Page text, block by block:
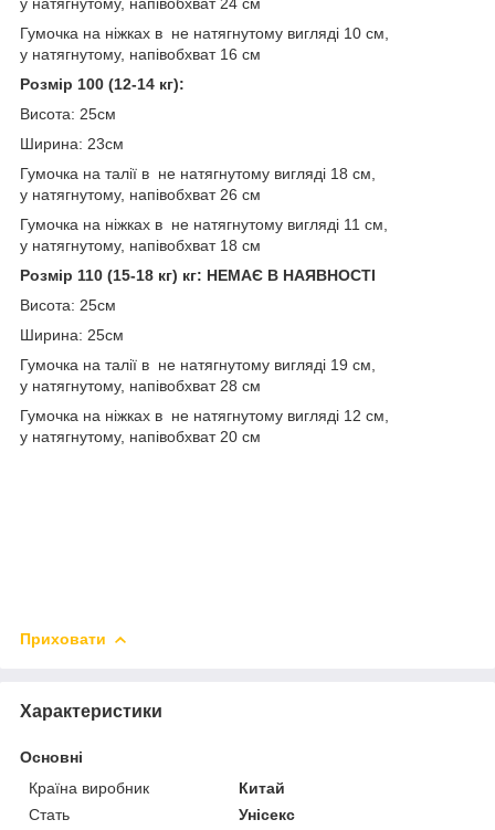
у натягнутому, напівобхват 24 см
Гумочка на ніжках в не натягнутому вигляді 10 см,
у натягнутому, напівобхват 16 см
Розмір 100 (12-14 кг):
Висота: 25см
Ширина: 23см
Гумочка на талії в не натягнутому вигляді 18 см,
у натягнутому, напівобхват 26 см
Гумочка на ніжках в не натягнутому вигляді 11 см,
у натягнутому, напівобхват 18 см
Розмір 110 (15-18 кг) кг: НЕМАЄ В НАЯВНОСТІ
Висота: 25см
Ширина: 25см
Гумочка на талії в не натягнутому вигляді 19 см,
у натягнутому, напівобхват 28 см
Гумочка на ніжках в не натягнутому вигляді 12 см,
у натягнутому, напівобхват 20 см
Приховати
Характеристики
Основні
Країна виробник
Китай
Стать
Унісекс